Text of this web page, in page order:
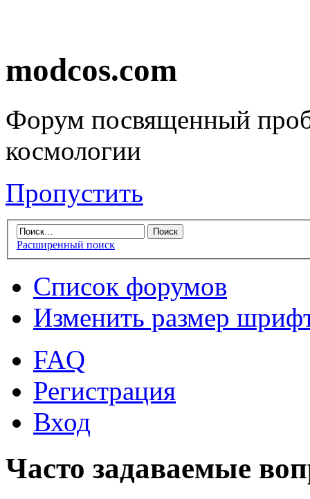
modcos.com
Форум посвященный
космологии
Пропустить
Расширенный поиск
Список форумов
Изменить размер
FAQ
Регистрация
Вход
Часто задаваемые